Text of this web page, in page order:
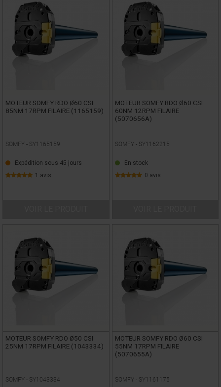
MOTEUR SOMFY RDO Ø60 CSI
85NM 17RPM FILAIRE (1165159)
SOMFY - SY1165159
Expédition sous 45 jours
1 avis
MOTEUR SOMFY RDO Ø60 CSI
60NM 12RPM FILAIRE
(5070656A)
SOMFY - SY1162215
En stock
0 avis
MOTEUR SOMFY RDO Ø50 CSI
25NM 17RPM FILAIRE (1043334)
SOMFY - SY1043334
MOTEUR SOMFY RDO Ø60 CSI
55NM 17RPM FILAIRE
(5070655A)
SOMFY - SY1161175